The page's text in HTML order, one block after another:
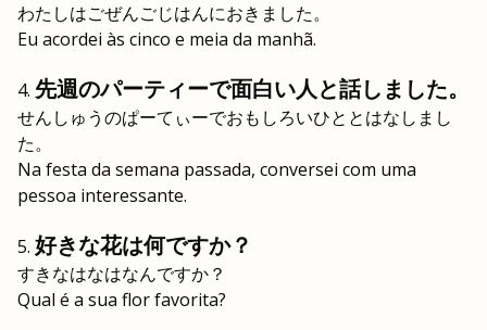
わたしはごぜんごじはんにおきました。
Eu acordei às cinco e meia da manhã.
先週のパーティーで面白い人と話しました。
せんしゅうのぱーてぃーでおもしろいひととはなしまし
た。
Na festa da semana passada, conversei com uma
pessoa interessante.
好きな花は何ですか？
すきなはなはなんですか？
Qual é a sua flor favorita?